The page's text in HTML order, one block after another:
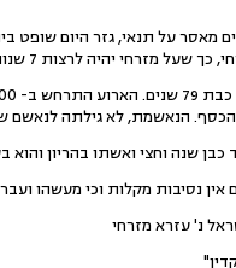
מאסר על תנאי, גזר היום
יהיה לרצות 7 שנות מאסר בפועל.
הנאשמת, לא גילתה
נסיבות מקלות וכי מעשהו
נ' עזרא מזרחי